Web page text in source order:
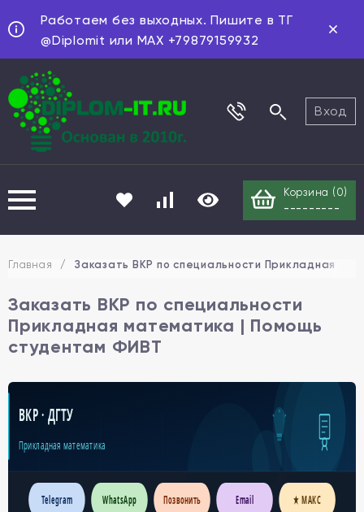
Работаем без выходных. Пишите в ТГ
@Diplomit или MAX +79879159932
Вход
Корзина ( 0)
---------
Главная / Заказать ВКР по специальности Прикладная
Заказать ВКР по специальности
Прикладная математика | Помощь
студентам ФИВТ
ВКР · ДГТУ
Прикладная математика
Telegram WhatsApp Позвонить Email ★ МАКС